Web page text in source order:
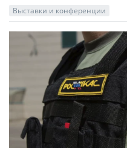
Выставки и конференции